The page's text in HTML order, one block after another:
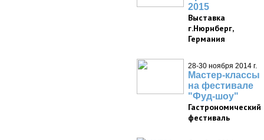
2015
Выставка
г.Нюрнберг,
Германия
28-30 ноября 2014 г.
Мастер-классы
на фестивале
"Фуд-шоу"
Гастрономический
фестиваль